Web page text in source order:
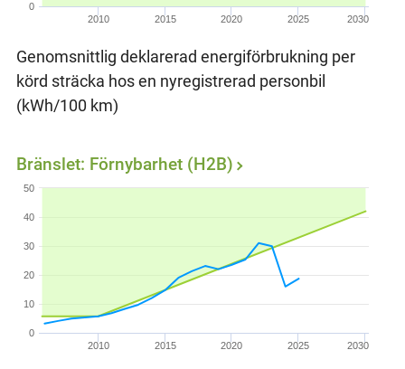
2010 2015 2020 2025 2030
0
Genomsnittlig deklarerad energiförbrukning per
körd sträcka hos en nyregistrerad personbil
(kWh/100 km)
2010 2015 2020 2025 2030
0
10
20
30
40
50
Bränslet: Förnybarhet (H2B)